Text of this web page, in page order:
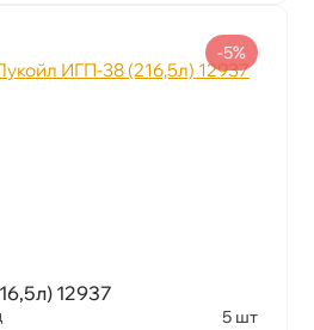
12937
5 шт
-5%